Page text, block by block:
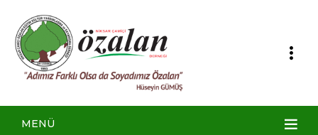
MENÜ